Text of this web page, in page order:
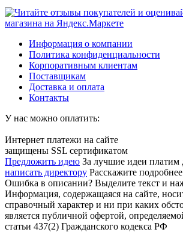
Информация о компании
Политика конфиденциальности
Корпоративным клиентам
Поставщикам
Доставка и оплата
Контакты
У нас можно оплатить:
Интернет платежи на сайте
защищены SSL сертификатом
Предложить идею За лучшие идеи платим
написать директору Расскажите
Ошибка в описании? Выделите текст и
Информация, содержащаяся на сайте,
справочный характер и ни при каких
является публичной офертой,
статьи 437(2) Гражданского кодекса РФ